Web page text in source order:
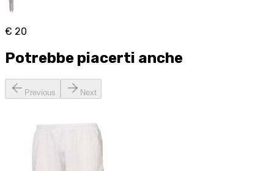
€ 20
Potrebbe piacerti anche
Previous Next